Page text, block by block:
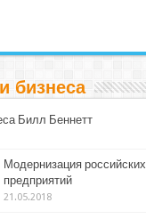
бизнеса
Билл Беннетт
Модернизация российских
предприятий
21.05.2018